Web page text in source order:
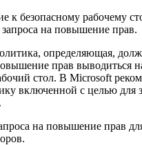
к безопасному рабочему
на повышение прав.
определяющая,
прав выводиться
стол. В Microsoft
включенной с целью для
на повышение прав